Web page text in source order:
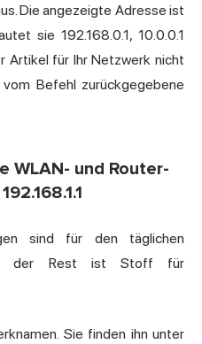
Die angezeigte Adresse ist
sie 192.168.0.1, 10.0.0.1
Artikel für Ihr Netzwerk nicht
Befehl zurückgegebene
WLAN- und Router-
sind für den täglichen
der Rest ist Stoff für
Sie finden ihn unter